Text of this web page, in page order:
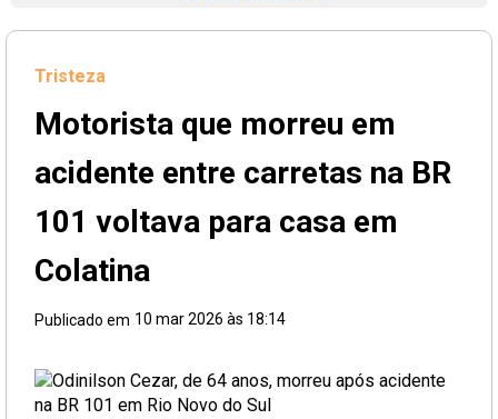
Tristeza
Motorista que morreu em
acidente entre carretas na BR
101 voltava para casa em
Colatina
Publicado em 10 mar 2026 às 18:14